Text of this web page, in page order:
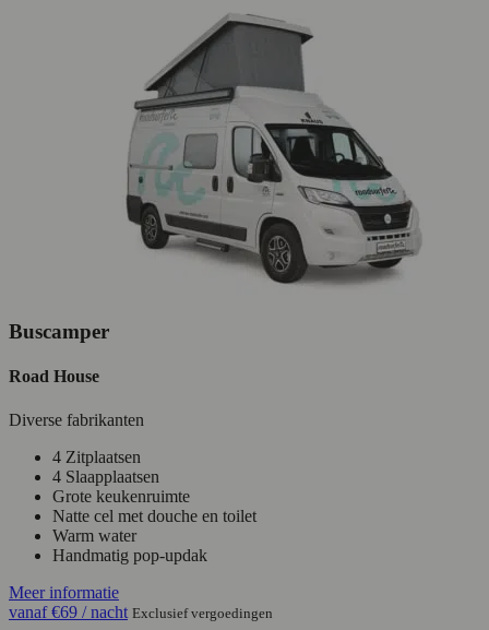
Buscamper
Road House
Diverse fabrikanten
4 Zitplaatsen
4 Slaapplaatsen
Grote keukenruimte
Natte cel met douche en toilet
Warm water
Handmatig pop-updak
Meer informatie
vanaf€69 / nacht Exclusief vergoedingen